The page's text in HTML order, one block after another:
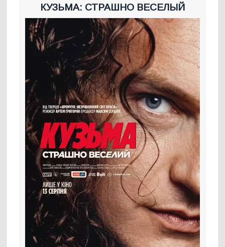
КУЗЬМА: СТРАШНО ВЕСЕЛЫЙ